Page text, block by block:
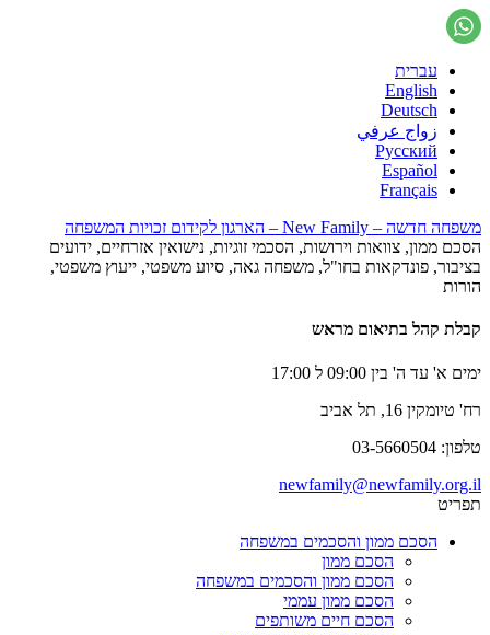
עברית
English
Deutsch
زواج عرفي
Русский
Español
Français
משפחה חדשה – New Family – הארגון לקידום זכויות המשפחה
הסכם ממון, צוואות וירושות, הסכמי זוגיות, נישואין אזרחיים, ידועים
בציבור, פונדקאות בחו"ל, משפחה גאה, סיוע משפטי, ייעוץ משפטי,
הורות
קבלת קהל בתיאום מראש
ימים א' עד ה' בין 09:00 ל 17:00
רח' טיומקין 16, תל אביב
טלפון: 03-5660504
newfamily@newfamily.org.il
תפריט
הסכם ממון והסכמים במשפחה
הסכם ממון
הסכם ממון והסכמים במשפחה
הסכם ממון עממי
הסכם חיים משותפים